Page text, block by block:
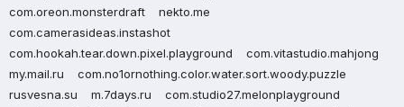
com.oreon.monsterdraft
nekto.me
com.camerasideas.instashot
com.hookah.tear.down.pixel.playground
com.vitastudio.mahjong
my.mail.ru
com.no1ornothing.color.water.sort.woody.puzzle
rusvesna.su
m.7days.ru
com.studio27.melonplayground